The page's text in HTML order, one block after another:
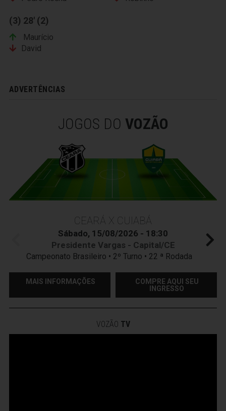
(3) 28' (2)
Maurício
David
ADVERTÊNCIAS
JOGOS DO VOZÃO
CEARÁ X CUIABÁ
Sábado, 15/08/2026 - 18:30
Presidente Vargas - Capital/CE
Campeonato Brasileiro • 2º Turno • 22 ª Rodada
MAIS INFORMAÇÕES
COMPRE AQUI SEU
INGRESSO
VOZÃO TV